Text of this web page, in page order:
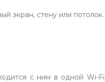
экран, стену или потолок.
с ним в одной Wi-Fi